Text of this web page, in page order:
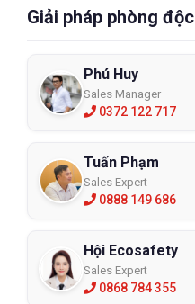
Giải pháp phòng độc
Phú Huy
Sales Manager
0372 122 717
Tuấn Phạm
Sales Expert
0888 149 686
Hội Ecosafety
Sales Expert
0868 784 355